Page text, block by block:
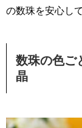
の数珠を安心し
数珠の色ご
晶